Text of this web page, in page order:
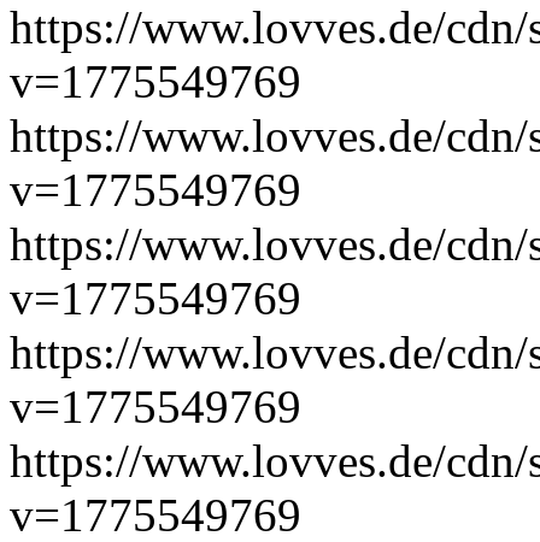
https://www.lovves.de/
v=1775549769
https://www.lovves.de/
v=1775549769
https://www.lovves.de/
v=1775549769
https://www.lovves.de/
v=1775549769
https://www.lovves.de/
v=1775549769